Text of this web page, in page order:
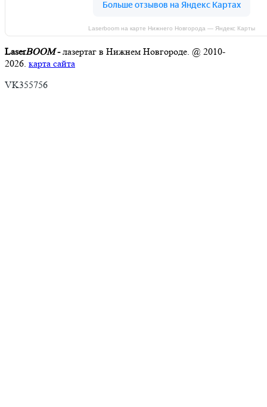
Laserboom на карте Нижнего Новгорода — Яндекс Карты
LaserBOOM-лазертаг в Нижнем Новгороде. @ 2010-
2026. карта сайта
VK355756